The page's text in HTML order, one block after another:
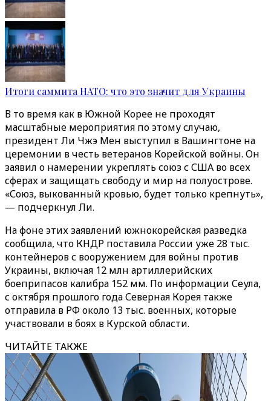
Итоги саммита НАТО: что это значит для Украины
В то время как в Южной Корее не проходят
масштабные мероприятия по этому случаю,
президент Ли Чжэ Мен выступил в Вашингтоне на
церемонии в честь ветеранов Корейской войны. Он
заявил о намерении укреплять союз с США во всех
сферах и защищать свободу и мир на полуострове.
«Союз, выкованный кровью, будет только крепнуть»,
— подчеркнул Ли.
На фоне этих заявлений южнокорейская разведка
сообщила, что КНДР поставила России уже 28 тыс.
контейнеров с вооружением для войны против
Украины, включая 12 млн артиллерийских
боеприпасов калибра 152 мм. По информации Сеула,
с октября прошлого года Северная Корея также
отправила в РФ около 13 тыс. военных, которые
участвовали в боях в Курской области.
ЧИТАЙТЕ ТАКЖЕ